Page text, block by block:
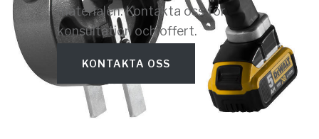
materialen. Kontakta oss för
konsultation och offert.
KONTAKTA OSS